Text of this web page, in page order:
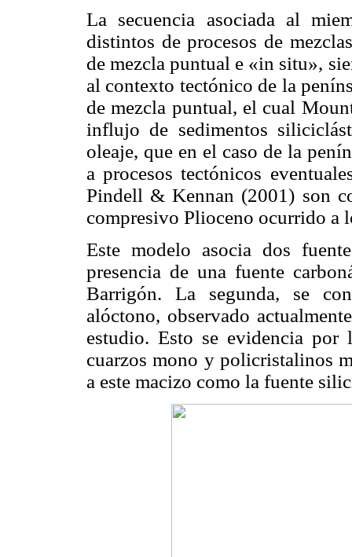
La secuencia asociada al
distintos de procesos de
de mezcla puntual e «in situ»,
al contexto tectónico de la
de mezcla puntual, el cual
influjo de sedimentos
oleaje, que en el caso de la
a procesos tectónicos
Pindell & Kennan (2001) son
compresivo Plioceno ocurrido a
Este modelo asocia dos
presencia de una fuente
Barrigón. La segunda, se
alóctono, observado
estudio. Esto se evidencia por
cuarzos mono y policristalinos
a este macizo como la fuente